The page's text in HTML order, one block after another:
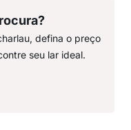
defina o preço
seu lar ideal.